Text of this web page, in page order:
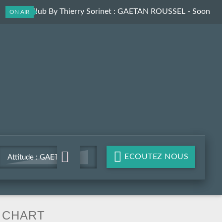
ON AIR
ElectroClub By Thierry Sorinet : GAETAN ROUSSEL - Soon
Attitude : GAETAN
ROUSSEL - Soon
ECOUTEZ NOUS
CHART